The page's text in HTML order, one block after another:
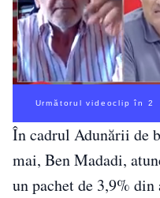
Următorul videoclip în 1
În cadrul Adunării de
mai, Ben Madadi,
un pachet de 3,9%